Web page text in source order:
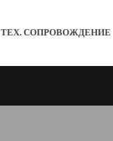
ТЕХ. СОПРОВОЖДЕНИЕ